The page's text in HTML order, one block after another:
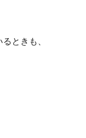
ときも、